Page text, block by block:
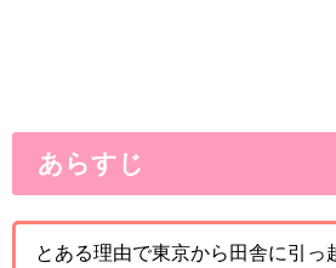
あらすじ
とある理由で東京から田舎に引っ